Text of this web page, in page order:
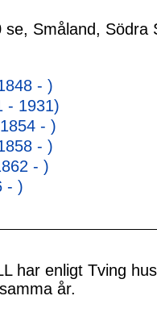
se, Småland, Södra
- )
- 1931)
- )
- )
- )
- )
har enligt Tving
år.